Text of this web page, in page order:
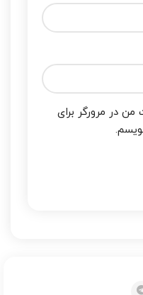
من در مرورگر برای